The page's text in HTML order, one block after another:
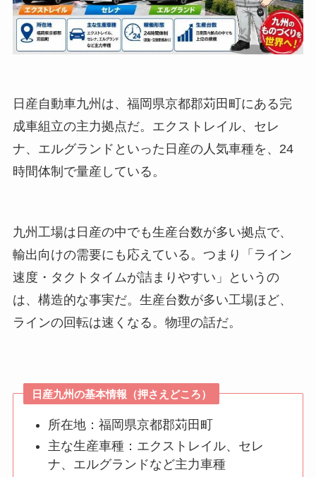
日産自動車九州は、福岡県京都郡苅田町にある完
成車組立の主力拠点だ。エクストレイル、セレ
ナ、エルグランドといった日産の人気車種を、24
時間体制で量産している。
九州工場は日産の中でも生産台数が多い拠点で、
輸出向けの需要にも応えている。つまり「ライン
速度・タクトタイムが詰まりやすい」というの
は、構造的な事実だ。生産台数が多い工場ほど、
ラインの回転は速くなる。物理の話だ。
日産九州の基本情報（押さえどころ）
所在地：福岡県京都郡苅田町
主な生産車種：エクストレイル、セレ
ナ、エルグランドなど主力車種